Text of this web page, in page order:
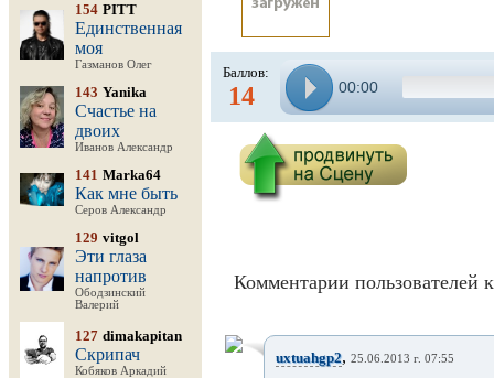
154 PITT
Единственная
моя
Газманов Олег
143 Yanika
Счастье на
двоих
Иванов Александр
141 Marka64
Как мне быть
Серов Александр
129 vitgol
Эти глаза
напротив
Ободзинский
Валерий
127 dimakapitan
Скрипач
Кобяков Аркадий
Баллов:
14 00:00
Комментарии пользователей
uxtuahgp2, 25.06.2013 г. 07:55